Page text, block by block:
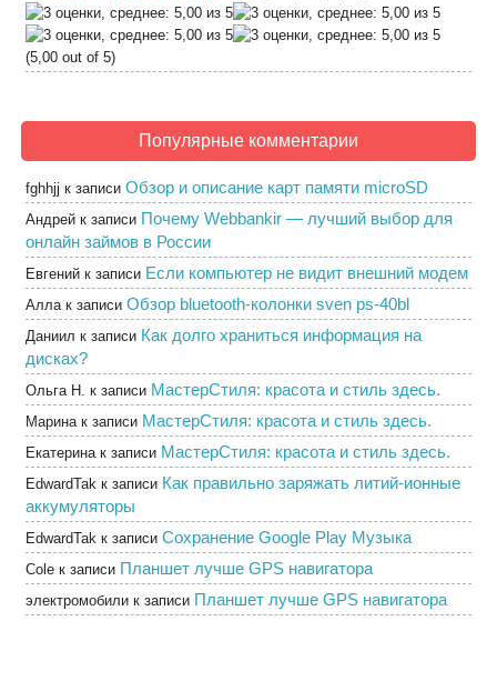
(5,00 out of 5)
Популярные комментарии
fghhjj к записи Обзор и описание карт памяти microSD
Андрей к записи Почему Webbankir — лучший выбор для
онлайн займов в России
Евгений к записи Если компьютер не видит внешний модем
Аллак записи Обзор bluetooth-колонки sven ps-40bl
Даниил к записи Как долго храниться информация на
дисках?
Ольга Н. к записи МастерСтиля: красота и стиль здесь.
Маринак записи МастерСтиля: красота и стиль здесь.
Екатеринак записи МастерСтиля: красота и стиль здесь.
EdwardTak к записи Как правильно заряжать литий-ионные
аккумуляторы
EdwardTak к записи Сохранение Google Play Музыка
Cole к записи Планшет лучше GPS навигатора
электромобили к записи Планшет лучше GPS навигатора